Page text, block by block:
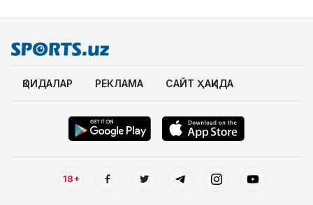
ҚОИДАЛАР РЕКЛАМА САЙТ ҲАҚИДА
18+